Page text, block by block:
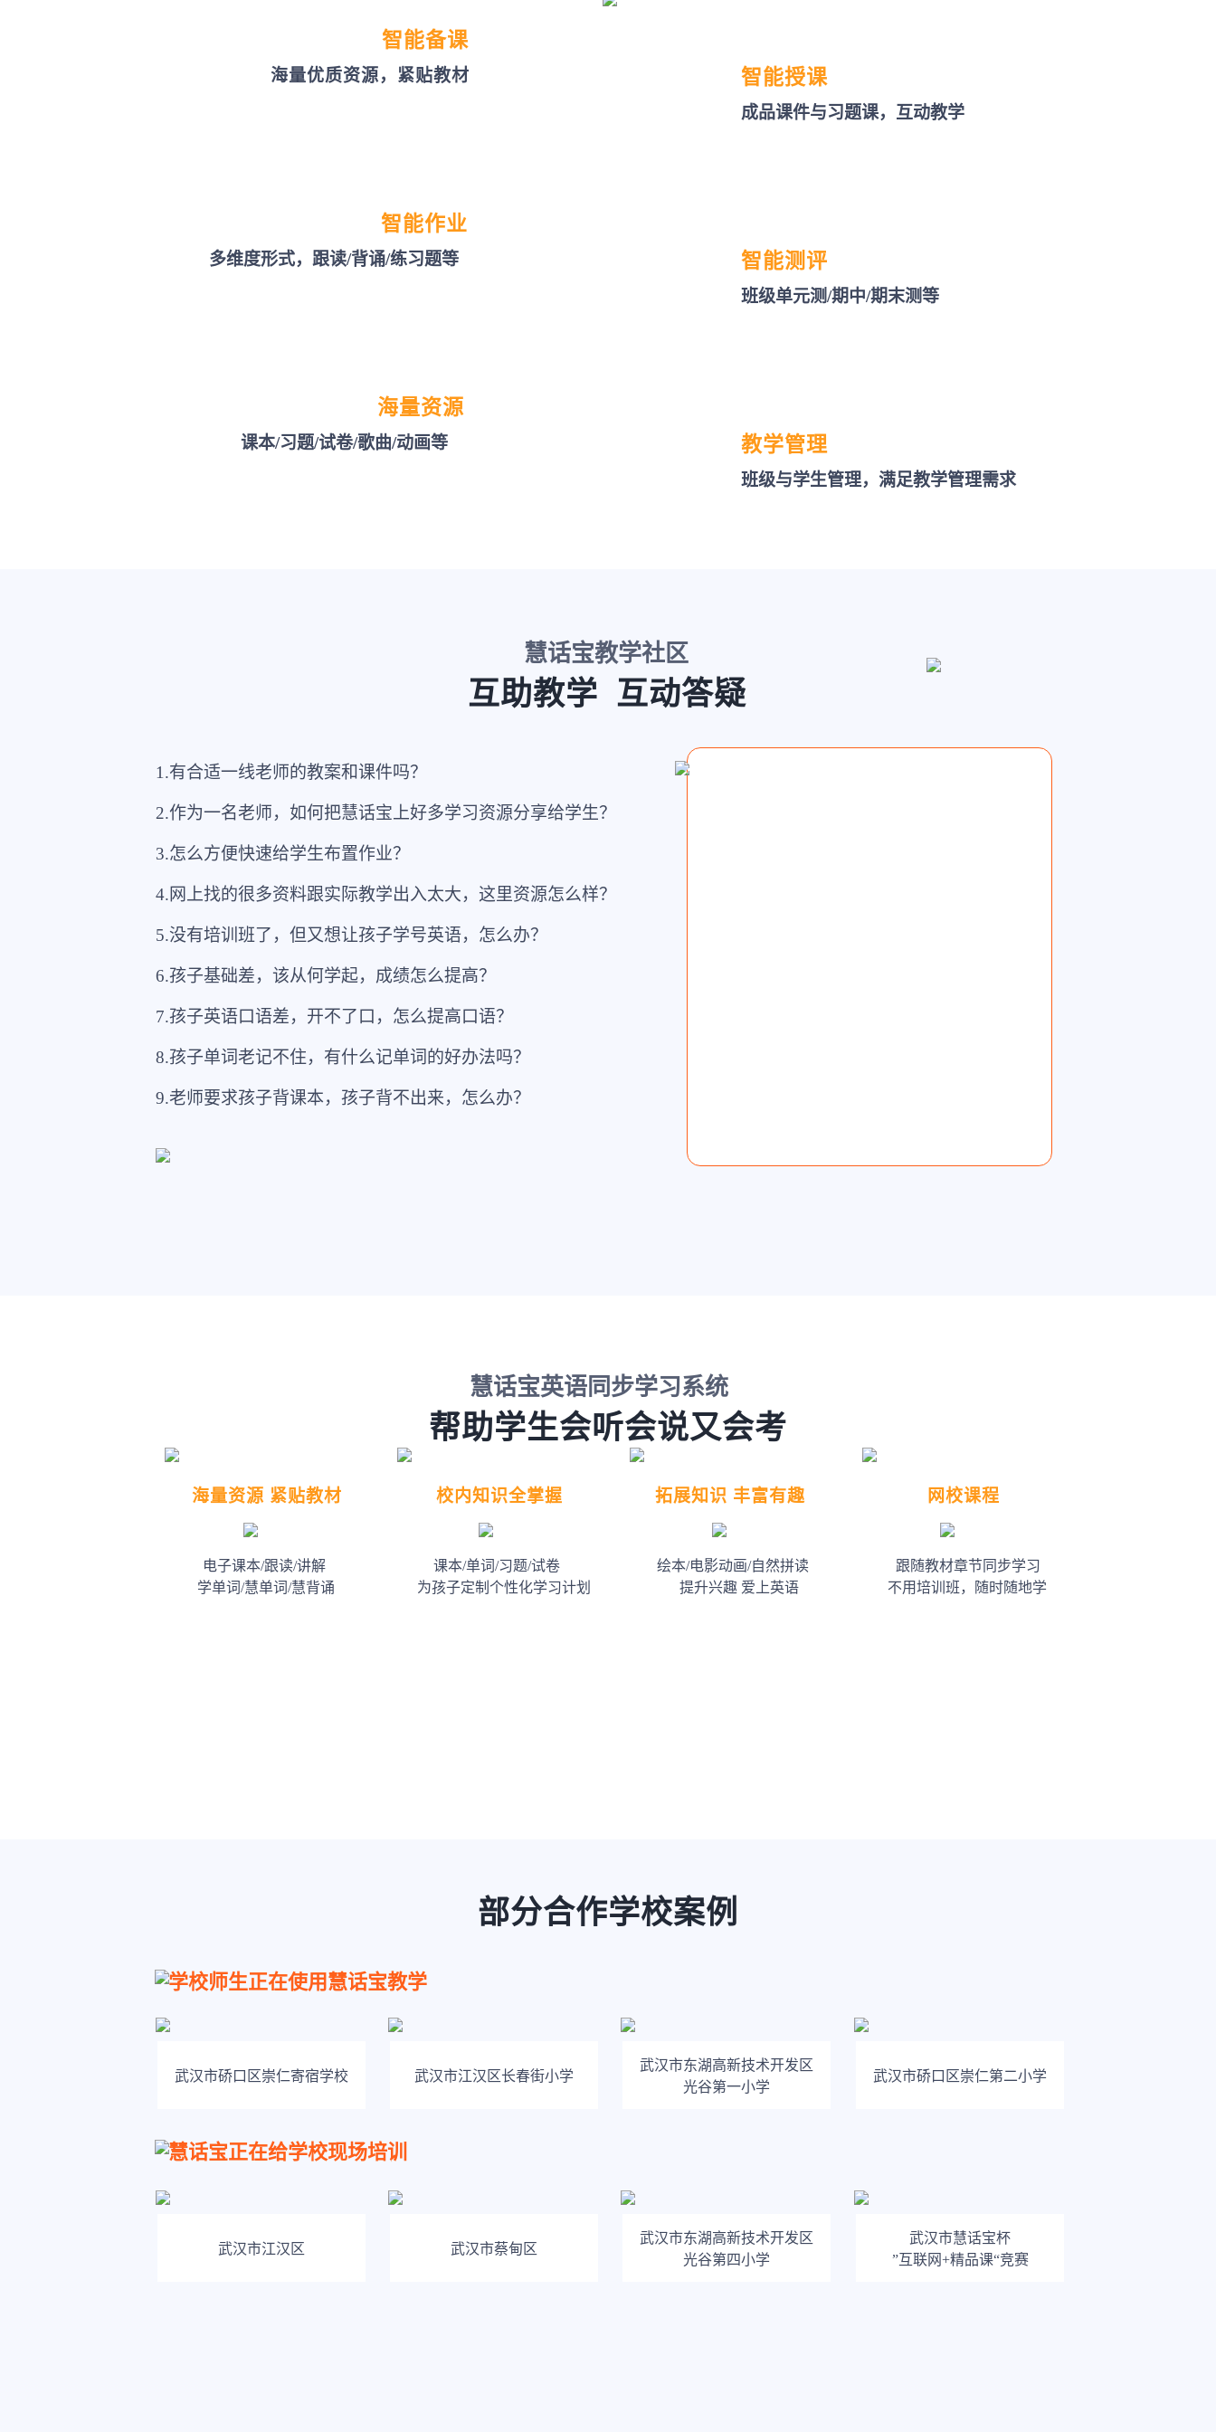
智能备课
海量优质资源，紧贴教材
智能作业
多维度形式，跟读/背诵/练习题等
海量资源
课本/习题/试卷/歌曲/动画等
智能授课
成品课件与习题课，互动教学
智能测评
班级单元测/期中/期末测等
教学管理
班级与学生管理，满足教学管理需求
慧话宝教学社区
互助教学 互动答疑
1.有合适一线老师的教案和课件吗？
2.作为一名老师，如何把慧话宝上好多学习资源分享给学生？
3.怎么方便快速给学生布置作业？
4.网上找的很多资料跟实际教学出入太大，这里资源怎么样？
5.没有培训班了，但又想让孩子学号英语，怎么办？
6.孩子基础差，该从何学起，成绩怎么提高？
7.孩子英语口语差，开不了口，怎么提高口语？
8.孩子单词老记不住，有什么记单词的好办法吗？
9.老师要求孩子背课本，孩子背不出来，怎么办？
慧话宝英语同步学习系统
帮助学生会听会说又会考
海量资源 紧贴教材
电子课本/跟读/讲解
学单词/慧单词/慧背诵
校内知识全掌握
课本/单词/习题/试卷
为孩子定制个性化学习计划
拓展知识 丰富有趣
绘本/电影动画/自然拼读
提升兴趣 爱上英语
网校课程
跟随教材章节同步学习
不用培训班，随时随地学
部分合作学校案例
学校师生正在使用慧话宝教学
武汉市硚口区崇仁寄宿学校 武汉市江汉区长春街小学
武汉市东湖高新技术开发区
光谷第一小学
武汉市硚口区崇仁第二小学
慧话宝正在给学校现场培训
武汉市江汉区 武汉市蔡甸区
武汉市东湖高新技术开发区
光谷第四小学
武汉市慧话宝杯
”互联网+精品课“竞赛